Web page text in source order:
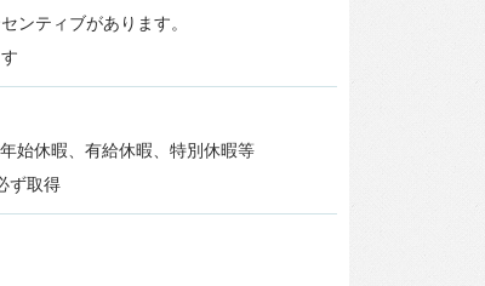
ンティブがあります。
始休暇、有給休暇、特別休暇等
ず取得